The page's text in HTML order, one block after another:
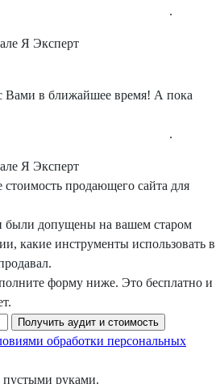
.
Вами в ближайшее время! А пока
.
стоимость продающего сайта для
были допущены на вашем старом
какие инструменты использовать в
форму ниже. Это бесплатно и
Получить аудит и стоимость
обработки персональных
пустыми руками.